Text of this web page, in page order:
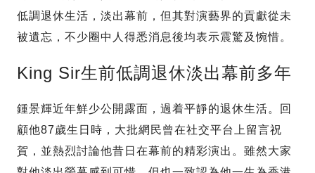
低調退休生活，淡出幕前，但其對演藝界的貢獻從未
被遺忘，不少圈中人得悉消息後均表示震驚及惋惜。
King Sir生前低調退休淡出幕前多年
鍾景輝近年鮮少公開露面，過着平靜的退休生活。回
顧他87歲生日時，大批網民曾在社交平台上留言祝
賀，並熱烈討論他昔日在幕前的精彩演出。雖然大家